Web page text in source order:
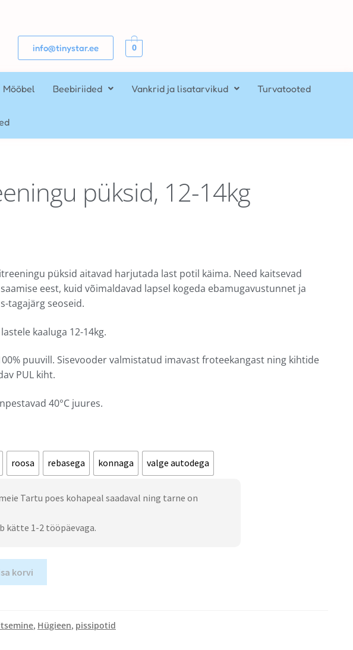
info@tinystar.ee 0
Mööbel Beebiriided Vankrid ja lisatarvikud Turvatooted
püksid, 12-14kg
püksid aitavad harjutada last potil käima. Need kaitsevad
eest, kuid võimaldavad lapsel kogeda ebamugavustunnet ja
tagajärg seoseid.
kaaluga 12-14kg.
puuvill. Sisevooder valmistatud imavast froteekangast ning kihtide
PUL kiht.
40°C juures.
roosa rebasega konnaga valge autodega
Tartu poes kohapeal saadaval ning tarne on
kätte 1-2 tööpäevaga.
korvi
, Hügieen, pissipotid